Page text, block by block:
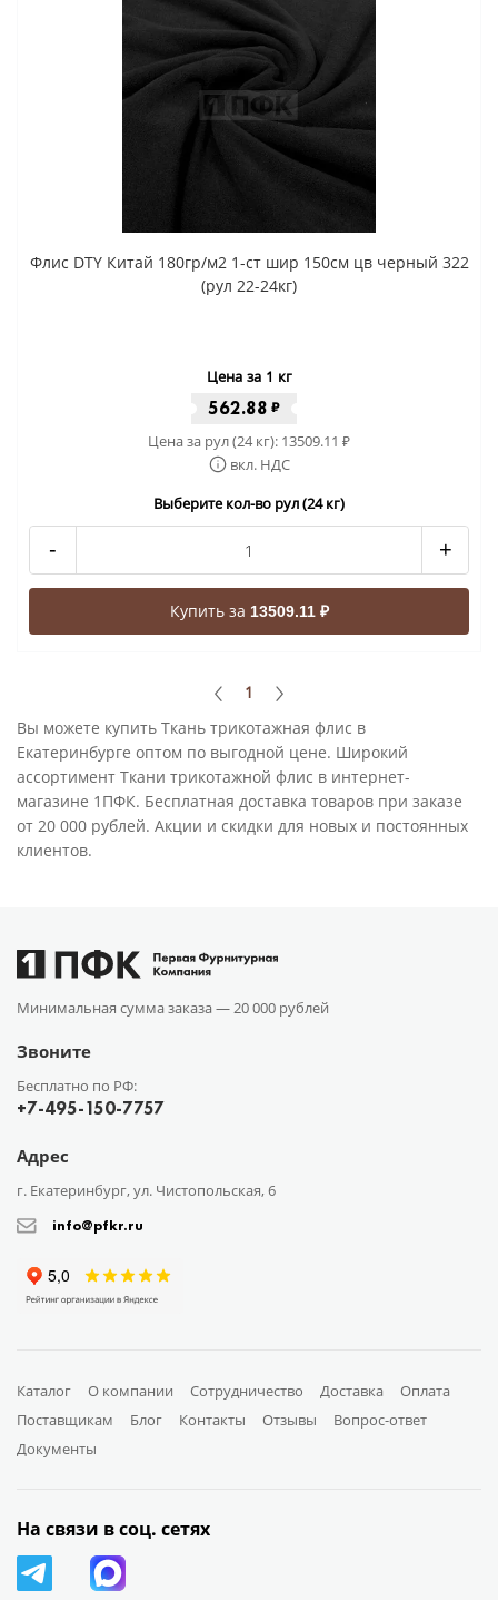
Флис DTY Китай 180гр/м2 1-ст шир 150см цв черный 322
(рул 22-24кг)
Цена за 1 кг
562.88 ₽
Цена за рул (24 кг): 13509.11 ₽
вкл. НДС
Выберите кол-во рул (24 кг)
- +
Купить за 13509.11 ₽
1
Вы можете купить Ткань трикотажная флис в
Екатеринбурге оптом по выгодной цене. Широкий
ассортимент Ткани трикотажной флис в интернет-
магазине 1ПФК. Бесплатная доставка товаров при заказе
от 20 000 рублей. Акции и скидки для новых и постоянных
клиентов.
Минимальная сумма заказа —20 000 рублей
Звоните
Бесплатно по РФ:
+7-495-150-7757
Адрес
г. Екатеринбург, ул. Чистопольская, 6
info@pfkr.ru
Каталог О компании Сотрудничество Доставка
Оплата
Поставщикам
Блог Контакты Отзывы
Вопрос-ответ
Документы
На связи в соц. сетях